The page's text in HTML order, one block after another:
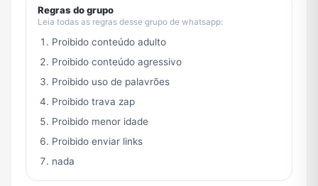
Regras do grupo
Leia todas as regras desse grupo de whatsapp:
Proibido conteúdo adulto
Proibido conteúdo agressivo
Proibido uso de palavrões
Proibido trava zap
Proibido menor idade
Proibido enviar links
nada